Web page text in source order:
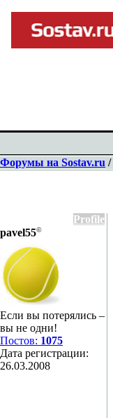
Форумы на Sostav.ru /
Profile
pavel55©
Если вы потерялись –
вы не одни!
Постов: 1075
Дата регистрации:
26.03.2008